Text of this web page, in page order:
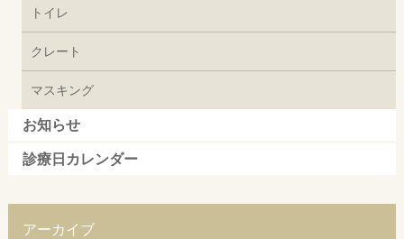
トイレ
クレート
マスキング
お知らせ
診療日カレンダー
アーカイブ